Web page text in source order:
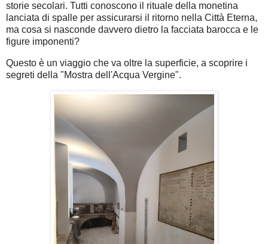
storie secolari. Tutti conoscono il rituale della monetina
lanciata di spalle per assicurarsi il ritorno nella Città Eterna,
ma cosa si nasconde davvero dietro la facciata barocca e le
figure imponenti?
Questo è un viaggio che va oltre la superficie, a scoprire i
segreti della "Mostra dell'Acqua Vergine".